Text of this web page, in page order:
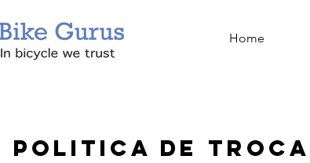
Home
Politica de troca